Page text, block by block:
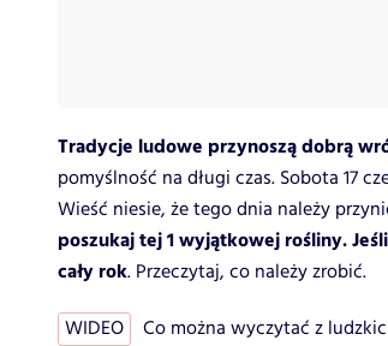
Tradycje ludowe przynoszą dobrą
pomyślność na długi czas. Sobota 17
Wieść niesie, że tego dnia należy
poszukaj tej 1 wyjątkowej rośliny.
cały rok. Przeczytaj, co należy zrobić.
WIDEO
Co można wyczytać z